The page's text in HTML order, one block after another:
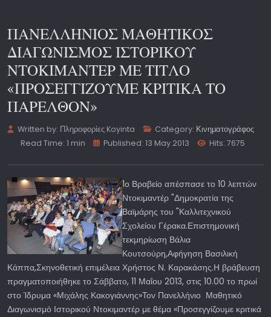
ΠΑΝΕΛΛΗΝΙΟΣ ΜΑΘΗΤΙΚΟΣ
ΔΙΑΓΩΝΙΣΜΟΣ ΙΣΤΟΡΙΚΟΥ
ΝΤΟΚΙΜΑΝΤΕΡ ΜΕ ΤΙΤΛΟ
«ΠΡΟΣΕΓΓΙΖΟΥΜΕ ΚΡΙΤΙΚΑ ΤΟ
ΠΑΡΕΛΘΟΝ»
Written by: Πληροφορίες Koyinta Category: Κινηματογράφος
Read Time: 1 min
Published: 13 May 2013 Hits: 7675
1ο Βραβείο απέσπασε το 10 λεπτών
Ντοκιμαντέρ "Δημοκρατία της
Βαϊμάρης του "Καλλιτεχνικού
Σχολείου Γέρακα.Επιστημονική
τεκμηρίωση Βάλια
Κουτσούρη,Αφήγηση Βασιλική
Κάππα,Σκηνοθετική επιμέλεια Χρήστος Ν. Καρακάσης.Η βράβευση
πραγματοποιήθηκε το Σάββατο, 11 Μαΐου 2013, στις 10.00 το πρωί
στο Ίδρυμα «Μιχάλης Κακογιάννης»Τον Πανελλήνιο Μαθητικό
Διαγωνισμό Ιστορικού Ντοκιμαντέρ με θέμα «Προσεγγίζουμε κριτικά